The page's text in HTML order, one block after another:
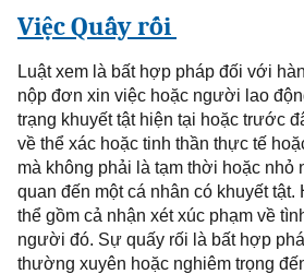
Việc Quấy rối
Luật xem là bất hợp pháp đối với
nộp đơn xin việc hoặc người lao
trạng khuyết tật hiện tại hoặc trước
về thể xác hoặc tinh thần thực tế
mà không phải là tạm thời hoặc nhỏ
quan đến một cá nhân có khuyết tật.
thể gồm cả nhận xét xúc phạm về
người đó. Sự quấy rối là bất hợp
thường xuyên hoặc nghiêm trọng